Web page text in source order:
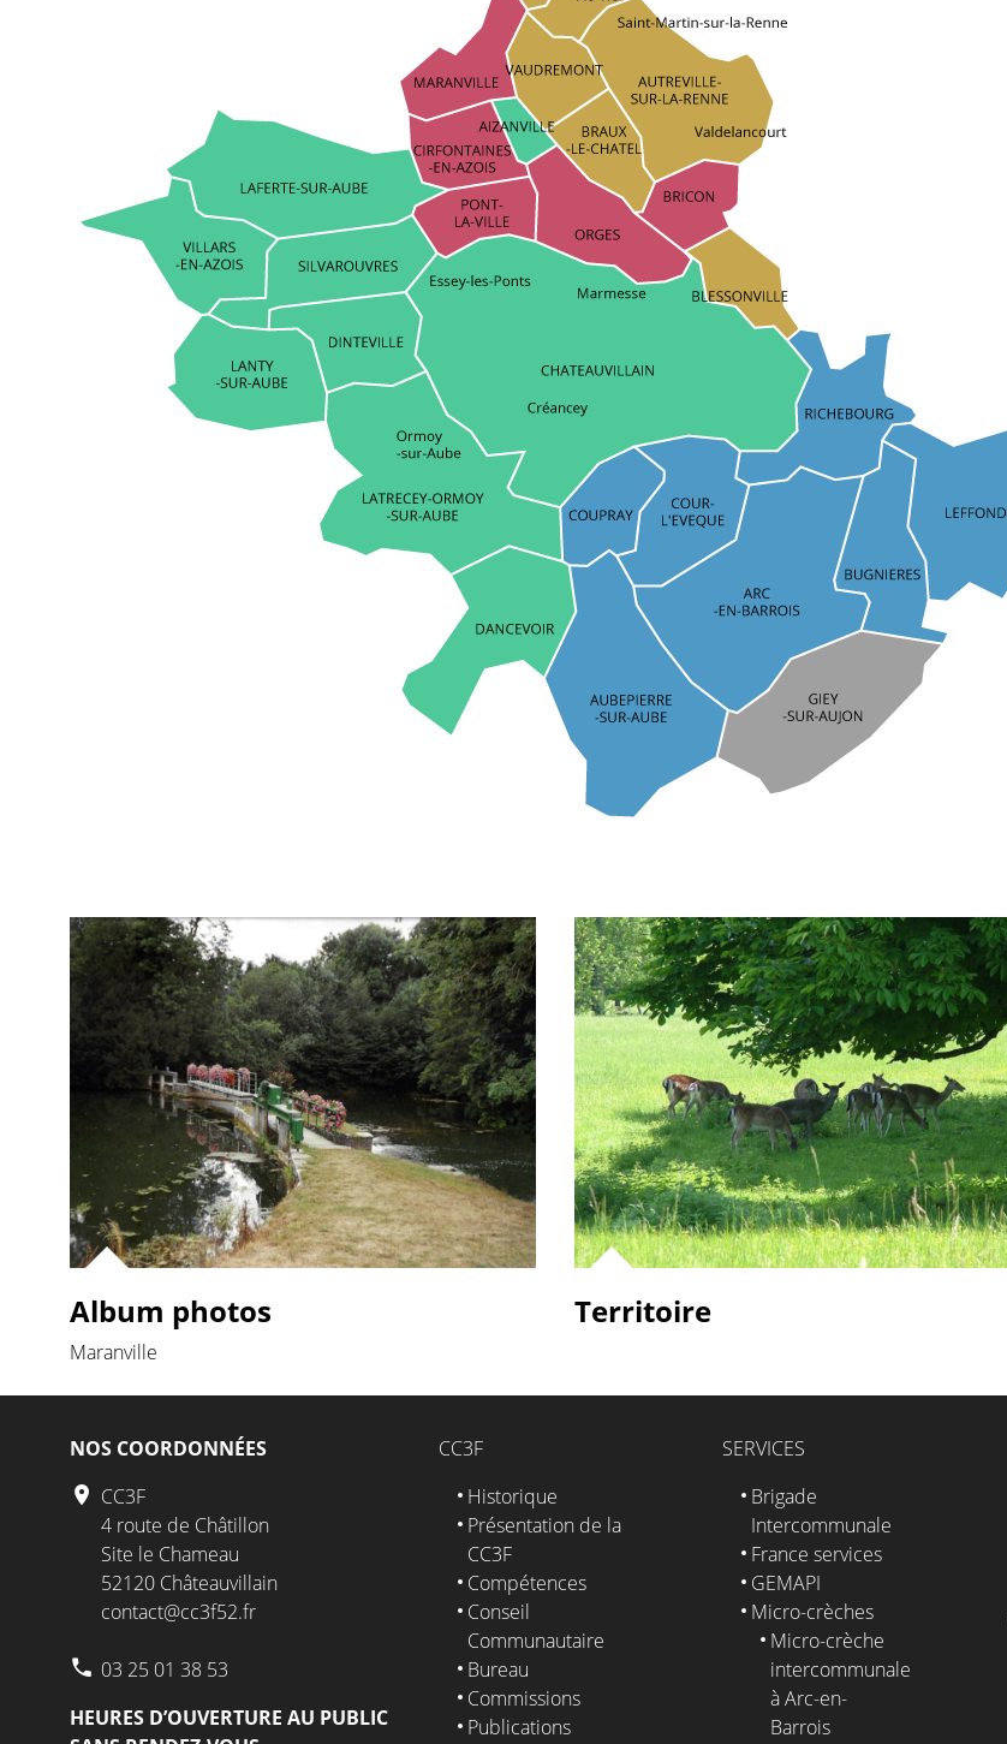
Album photos
Maranville
Territoire
NOS COORDONNÉES
CC3F
4 route de Châtillon
Site le Chameau
52120 Châteauvillain
contact@cc3f52.fr
03 25 01 38 53
HEURES D’OUVERTURE AU PUBLIC
CC3F
Historique
Présentation de la
CC3F
Compétences
Conseil
Communautaire
Bureau
Commissions
Publications
SERVICES
Brigade
Intercommunale
France services
GEMAPI
Micro-crèches
Micro-crèche
intercommunale
à Arc-en-
Barrois